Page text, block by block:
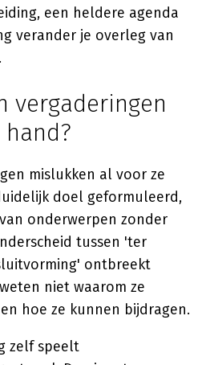
een heldere agenda
verander je overleg van
vergaderingen
mislukken al voor ze
doel geformuleerd,
onderwerpen zonder
tussen 'ter
ontbreekt
niet waarom ze
hoe ze kunnen bijdragen.
zelf speelt